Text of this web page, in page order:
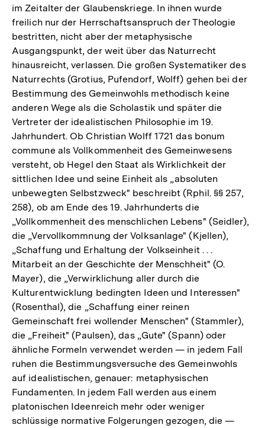
im Zeitalter der Glaubenskriege. In ihnen wurde
freilich nur der Herrschaftsanspruch der Theologie
bestritten, nicht aber der metaphysische
Ausgangspunkt, der weit über das Naturrecht
hinausreicht, verlassen. Die großen Systematiker des
Naturrechts (Grotius, Pufendorf, Wolff) gehen bei der
Bestimmung des Gemeinwohls methodisch keine
anderen Wege als die Scholastik und später die
Vertreter der idealistischen Philosophie im 19.
Jahrhundert. Ob Christian Wolff 1721 das bonum
commune als Vollkommenheit des Gemeinwesens
versteht, ob Hegel den Staat als Wirklichkeit der
sittlichen Idee und seine Einheit als „absoluten
unbewegten Selbstzweck" beschreibt (Rphil. §§ 257,
258), ob am Ende des 19. Jahrhunderts die
„Vollkommenheit des menschlichen Lebens" (Seidler),
die „Vervollkommnung der Volksanlage" (Kjellen),
„Schaffung und Erhaltung der Volkseinheit . . .
Mitarbeit an der Geschichte der Menschheit" (O.
Mayer), die „Verwirklichung aller durch die
Kulturentwicklung bedingten Ideen und Interessen"
(Rosenthal), die „Schaffung einer reinen
Gemeinschaft frei wollender Menschen" (Stammler),
die „Freiheit" (Paulsen), das „Gute" (Spann) oder
ähnliche Formeln verwendet werden — in jedem Fall
ruhen die Bestimmungsversuche des Gemeinwohls
auf idealistischen, genauer: metaphysischen
Fundamenten. In jedem Fall werden aus einem
platonischen Ideenreich mehr oder weniger
schlüssige normative Folgerungen gezogen, die —